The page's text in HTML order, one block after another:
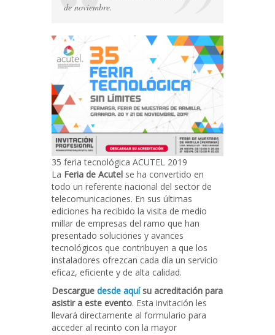
de noviembre.
35 feria tecnológica ACUTEL 2019
La Feria de Acutel se ha convertido en
todo un referente nacional del sector de
telecomunicaciones. En sus últimas
ediciones ha recibido la visita de medio
millar de empresas del ramo que han
presentado soluciones y avances
tecnológicos que contribuyen a que los
instaladores ofrezcan cada día un servicio
eficaz, eficiente y de alta calidad.
Descargue desde aquísu acreditación para
asistir a este evento. Esta invitación les
llevará directamente al formulario para
acceder al recinto con la mayor